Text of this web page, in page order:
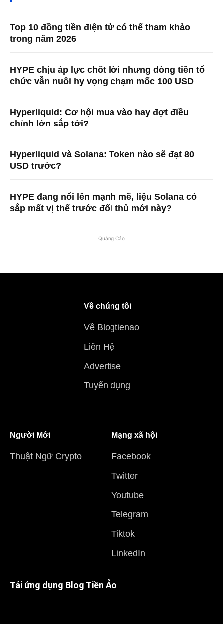
Top 10 đồng tiền điện tử có thể tham khảo
trong năm 2026
HYPE chịu áp lực chốt lời nhưng dòng tiền tổ
chức vẫn nuôi hy vọng chạm mốc 100 USD
Hyperliquid: Cơ hội mua vào hay đợt điều
chỉnh lớn sắp tới?
Hyperliquid và Solana: Token nào sẽ đạt 80
USD trước?
HYPE đang nổi lên mạnh mẽ, liệu Solana có
sắp mất vị thế trước đối thủ mới này?
Quảng Cáo
Về chúng tôi
Về Blogtienao
Liên Hệ
Advertise
Tuyển dụng
Người Mới
Thuật Ngữ Crypto
Mạng xã hội
Facebook
Twitter
Youtube
Telegram
Tiktok
LinkedIn
Tải ứng dụng Blog Tiền Ảo